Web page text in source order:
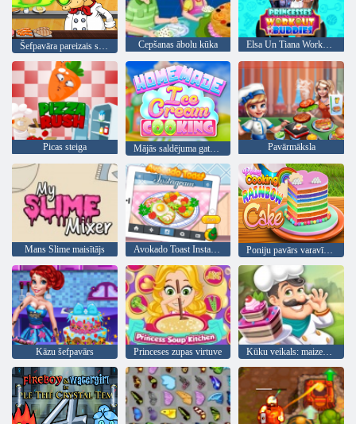
Cepšanas ābolu kūka Elsa Un Tiana Workout draugi
Picas steiga Mājās saldējuma gatavošana Pavārmāksla
Mans Slime maisītājs Avokado Toast Instagram Poniju pavārs varavīksnes kūka
Kāzu šefpavārs Princeses zupas virtuve Kūku veikals: maizes ceptuve